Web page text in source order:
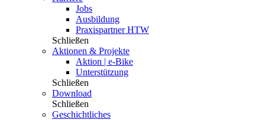
Jobs
Ausbildung
Praxispartner HTW
Schließen
Aktionen & Projekte
Aktion | e-Bike
Unterstützung
Schließen
Download
Schließen
Geschichtliches